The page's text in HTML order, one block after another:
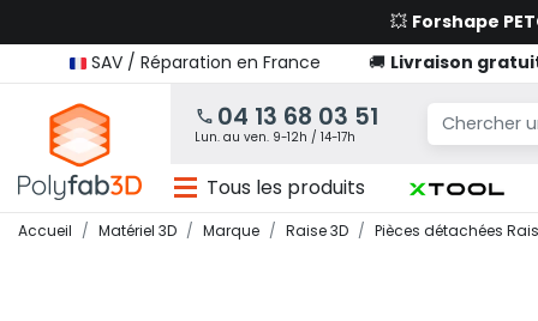
💥 Forshape
SAV / Réparation en France
🚚 Livraison
04 13 68 03 51
Lun. au ven. 9-12h / 14-17h
Tous les produits
Accueil Matériel 3D Marque Raise 3D Pièces détachées